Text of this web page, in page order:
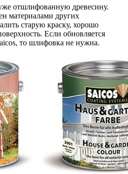
отшлифованную древесину.
материалами других
старую краску, хорошо
Если обновляется
то шлифовка не нужна.